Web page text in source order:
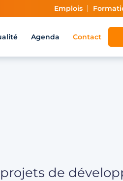
Emplois
Agenda Contact
de